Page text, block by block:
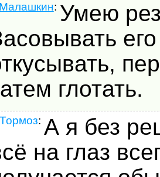
Малашкин: Умею
глотать.
Тормоз: А я без
на глаз